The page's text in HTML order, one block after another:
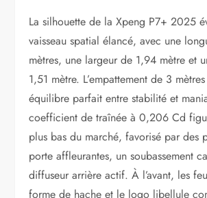
La silhouette de la Xpeng P7+ 2025
vaisseau spatial élancé, avec une
mètres, une largeur de 1,94 mètre et
1,51 mètre. L’empattement de 3
équilibre parfait entre stabilité et
coefficient de traînée à 0,206 Cd
plus bas du marché, favorisé par des
porte affleurantes, un soubassement
diffuseur arrière actif. À l’avant, les
forme de hache et le logo libellule